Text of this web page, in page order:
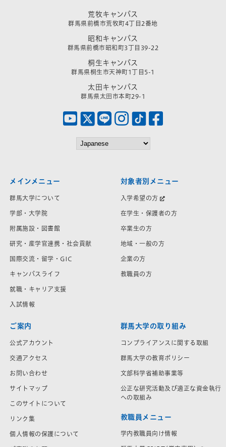
荒牧キャンパス
群馬県前橋市荒牧町4丁目2番地
昭和キャンパス
群馬県前橋市昭和町3丁目39-22
桐生キャンパス
群馬県桐生市天神町1丁目5-1
太田キャンパス
群馬県太田市本町29-1
メインメニュー
群馬大学について
学部・大学院
附属施設・図書館
研究・産学官連携・社会貢献
国際交流・留学・GIC
キャンパスライフ
就職・キャリア支援
入試情報
対象者別メニュー
入学希望の方
在学生・保護者の方
卒業生の方
地域・一般の方
企業の方
教職員の方
ご案内
公式アカウント
交通アクセス
お問い合わせ
サイトマップ
このサイトについて
リンク集
個人情報の保護について
群馬大学の取り組み
コンプライアンスに関する取組
群馬大学の教育ポリシー
文部科学省補助事業等
公正な研究活動及び適正な資金執行
への取組み
教職員メニュー
学内教職員向け情報